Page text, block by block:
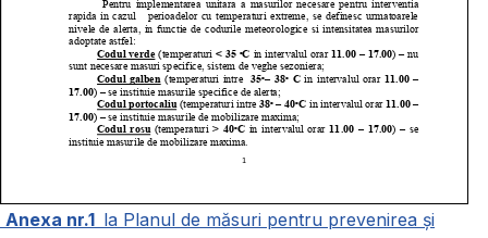
Anexa nr.1 la Planul de măsuri pentru prevenirea și